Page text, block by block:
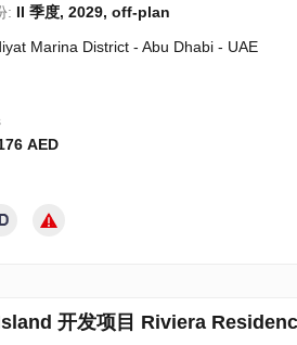
: II 季度, 2029, off-plan
Marina District - Abu Dhabi - UAE
AED
开发项目 Riviera